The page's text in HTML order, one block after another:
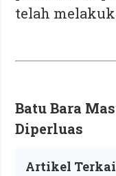
telah
Batu Bara
Diperluas
Artikel